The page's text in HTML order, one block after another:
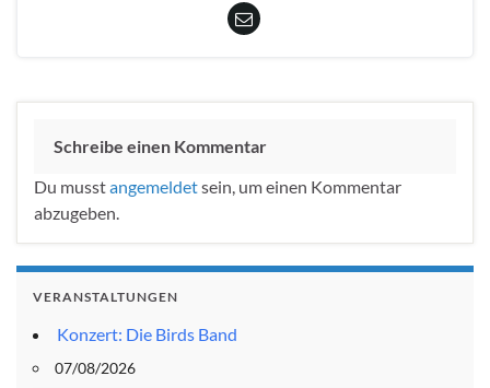
Schreibe einen Kommentar
Du musstangemeldetsein, um einen Kommentar
abzugeben.
VERANSTALTUNGEN
Konzert: Die Birds Band
07/08/2026